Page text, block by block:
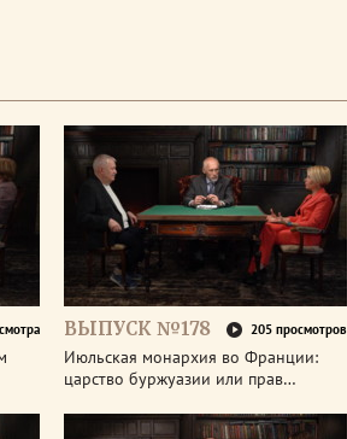
ВЫПУСК №178 205 просмотров
Июльская монархия во Франции:
царство буржуазии или прав…